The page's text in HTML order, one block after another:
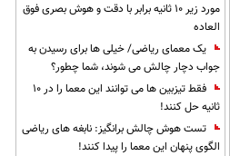
مورد زیر 10 ثانیه برابر با دقت و هوش بصری فوق
العاده
یک معمای ریاضی/ خیلی ها برای رسیدن به
جواب دچار چالش می شوند، شما چطور؟
فقط تیزبین ها می توانند این معما را در 10
ثانیه حل کنند!
تست هوش چالش برانگیز: نابغه های ریاضی
الگوی پنهان این معما را پیدا کنند!